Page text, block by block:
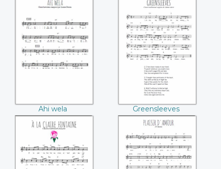
Ahi wela
Ahi wela
Greensleeves
Greensleeves
A la Claire Fontaine
Plaisir d'amour (J.P.
Martini)